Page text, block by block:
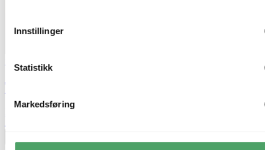
Innstillinger
Statistikk
Markedsføring
Nova Life
Track Spot skinne 3lys 1m sort
kr 899,-